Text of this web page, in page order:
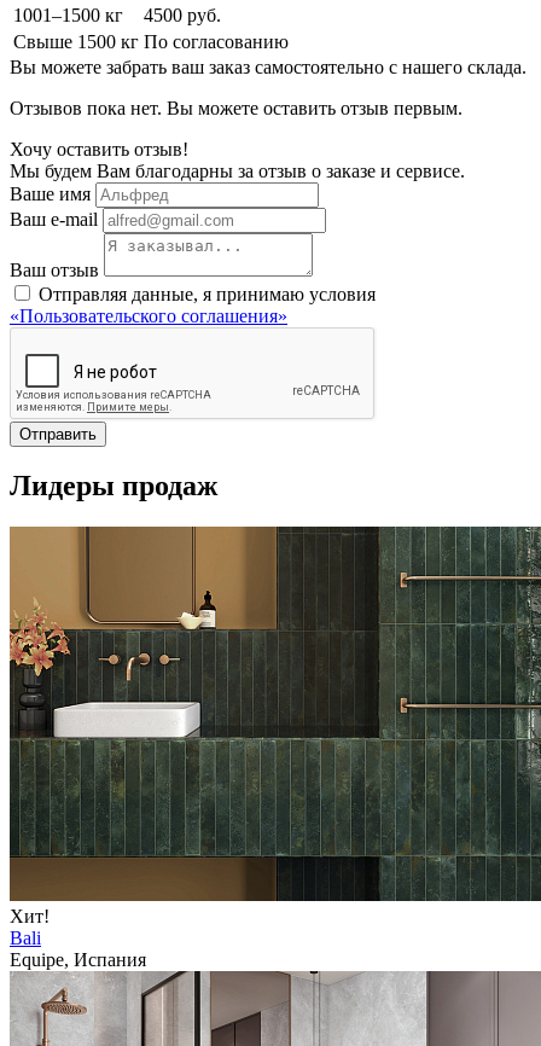
1001–1500 кг
4500 руб.
Свыше 1500 кг По согласованию
Вы можете забрать ваш заказ самостоятельно с нашего склада.
Отзывов пока нет. Вы можете оставить отзыв первым.
Хочу оставить отзыв!
Мы будем Вам благодарны за отзыв о заказе и сервисе.
Ваше имя
Ваш e-mail
Ваш отзыв
Отправляя данные, я принимаю условия
«Пользовательского соглашения»
Отправить
Лидеры продаж
Хит!
Bali
Equipe, Испания